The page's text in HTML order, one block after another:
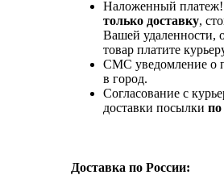
Наложенный платеж!
только доставку,
Вашей удаленности,
товар платите
СМС уведомление о
в город.
Согласование с
доставки посылки по
Доставка по России: